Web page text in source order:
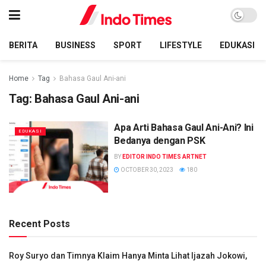
BERITA BUSINESS SPORT LIFESTYLE EDUKASI
Home Tag Bahasa Gaul Ani-ani
Tag: Bahasa Gaul Ani-ani
EDUKASI
Apa Arti Bahasa Gaul Ani-Ani? Ini
Bedanya dengan PSK
BY EDITOR INDO TIMES ARTNET
OCTOBER 30, 2023
180
Recent Posts
Roy Suryo dan Timnya Klaim Hanya Minta Lihat Ijazah Jokowi,